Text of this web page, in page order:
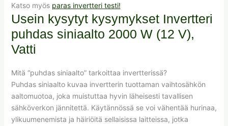
Katso myös paras invertteri testi!
Usein kysytyt kysymykset Invertteri
puhdas siniaalto 2000 W (12 V),
Vatti
Mitä “puhdas siniaalto” tarkoittaa invertterissä?
Puhdas siniaalto kuvaa invertterin tuottaman vaihtosähkön
aaltomuotoa, joka muistuttaa hyvin läheisesti tavallisen
sähköverkon jännitettä. Käytännössä se voi vähentää hurinaa,
ylikuumenemista ja häiriöitä sellaisissa laitteissa, jotka